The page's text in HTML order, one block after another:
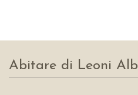
Abitare di Leoni